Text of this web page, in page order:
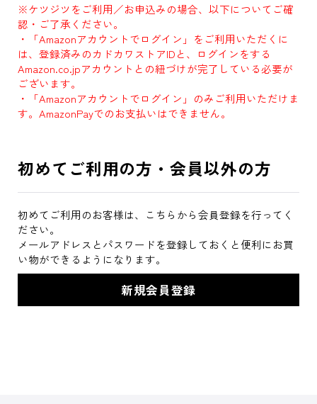
※ケツジツをご利用／お申込みの場合、以下についてご確
認・ご了承ください。
・「Amazonアカウントでログイン」をご利用いただくに
は、登録済みのカドカワストアIDと、ログインをする
Amazon.co.jpアカウントとの紐づけが完了している必要が
ございます。
・「Amazonアカウントでログイン」のみご利用いただけま
す。AmazonPayでのお支払いはできません。
初めてご利用の方・会員以外の方
初めてご利用のお客様は、こちらから会員登録を行ってく
ださい。
メールアドレスとパスワードを登録しておくと便利にお買
い物ができるようになります。